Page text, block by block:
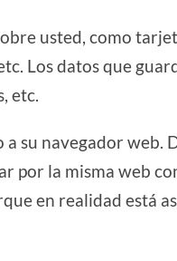
usted, como
Los datos que
etc.
su navegador web.
por la misma web
en realidad está